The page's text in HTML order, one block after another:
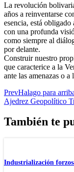
La revolución
años a reinventarse
esencia, está
con una profunda
como siempre al
por delante.
Construir nuestro
que caracterice a la
ante las amenazas o
PrevHalago para
Ajedrez Geopolítico
También te
Industrialización